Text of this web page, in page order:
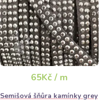
65Kč / m
Semišová šňůra kamínky grey